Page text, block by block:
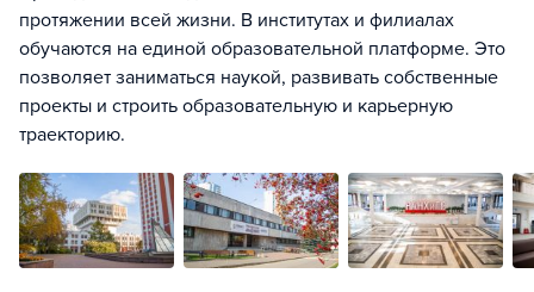
протяжении всей жизни. В институтах и филиалах
обучаются на единой образовательной платформе. Это
позволяет заниматься наукой, развивать собственные
проекты и строить образовательную и карьерную
траекторию.